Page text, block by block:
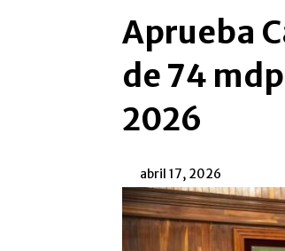
Aprueba
de 74
2026
abril 17, 2026